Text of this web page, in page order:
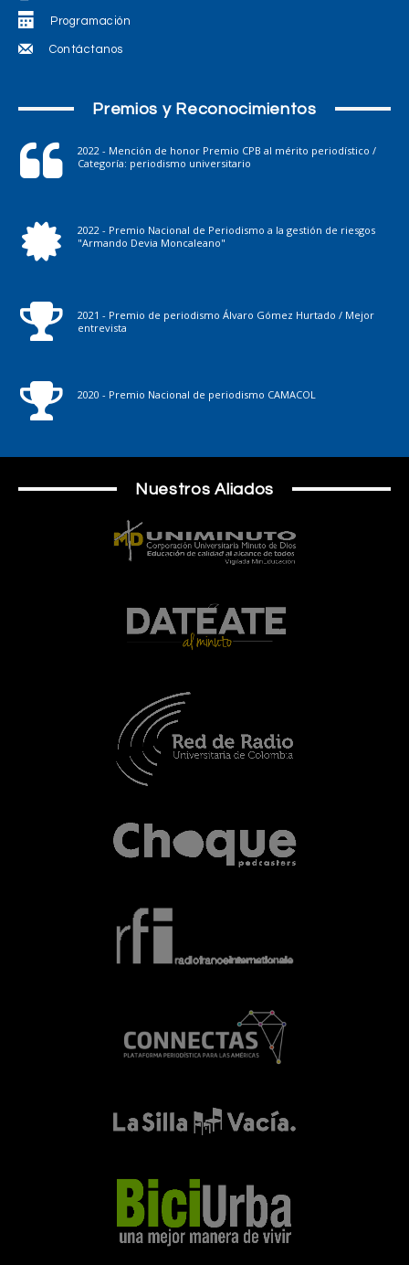
Programación
Contáctanos
Premios y Reconocimientos
2022 - Mención de honor Premio CPB al mérito periodístico /
Categoría: periodismo universitario
2022 - Premio Nacional de Periodismo a la gestión de riesgos
"Armando Devia Moncaleano"
2021 - Premio de periodismo Álvaro Gómez Hurtado / Mejor
entrevista
2020 - Premio Nacional de periodismo CAMACOL
Nuestros Aliados